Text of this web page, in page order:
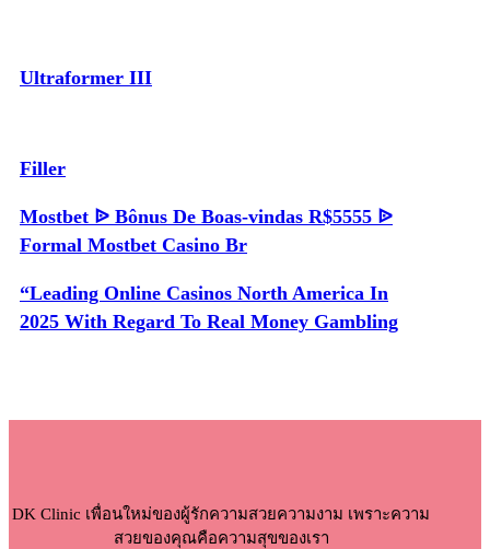
Ultraformer III
Filler
Mostbet ᐉ Bônus De Boas-vindas R$5555 ᐉ
Formal Mostbet Casino Br
“Leading Online Casinos North America In
2025 With Regard To Real Money Gambling
DK Clinic เพื่อนใหม่ของผู้รักความสวยความงาม เพราะความ
สวยของคุณคือความสุขของเรา